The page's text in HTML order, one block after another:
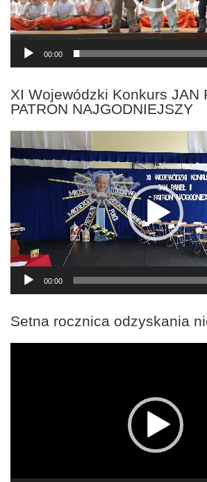
00:00
XI Wojewódzki Konkurs JAN
PATRON NAJGODNIEJSZY
Odtwarzacz
video
00:00
Setna rocznica odzyskania